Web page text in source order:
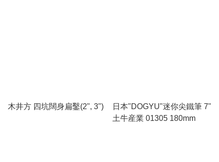
木井方 四坑闊身扁鑿(2", 3")
日本"DOGYU"迷你尖鐵筆 7"
土牛産業 01305 180mm